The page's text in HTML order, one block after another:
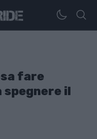
fare
spegnere il